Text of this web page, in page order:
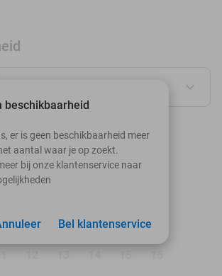
augustus 2026
Wo Do Vr
5 6 7 8
beschikbaarheid
er is geen beschikbaarheid meer
aantal waar je op zoekt.
bij onze klantenservice naar
Bel klantenservice